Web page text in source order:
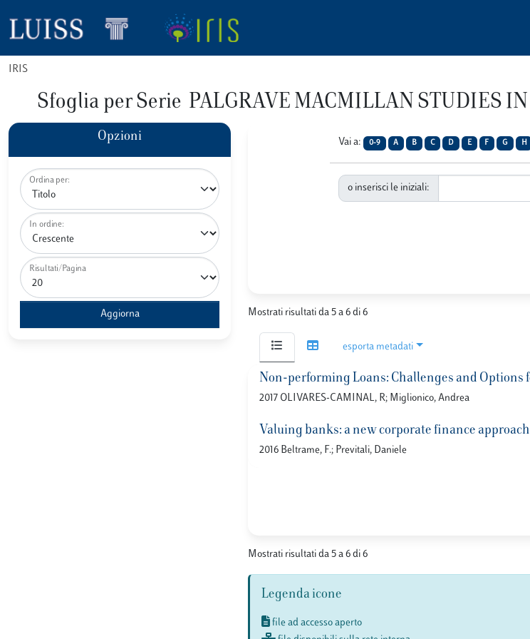
IRIS
Sfoglia per Serie PALGRAVE MACMILLAN STUDIES
Opzioni
Ordina per:
In ordine:
Risultati/Pagina
Vai a: 0-9 A B C D E F G H
o inserisci le iniziali:
Mostrati risultati da 5 a 6 di 6
esporta metadati
Non-performing Loans: Challenges and Options
2017 OLIVARES-CAMINAL, R; Miglionico, Andrea
Valuing banks: a new corporate finance approach
2016 Beltrame, F.; Previtali, Daniele
Mostrati risultati da 5 a 6 di 6
Legenda icone
file ad accesso aperto